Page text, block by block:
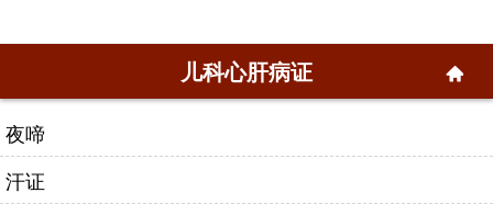
儿科心肝病证
夜啼
汗证